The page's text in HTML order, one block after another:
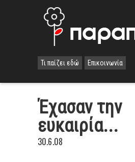
Τι παίζει εδώ Επικοινωνία
Έχασαν την
ευκαιρία...
30.6.08